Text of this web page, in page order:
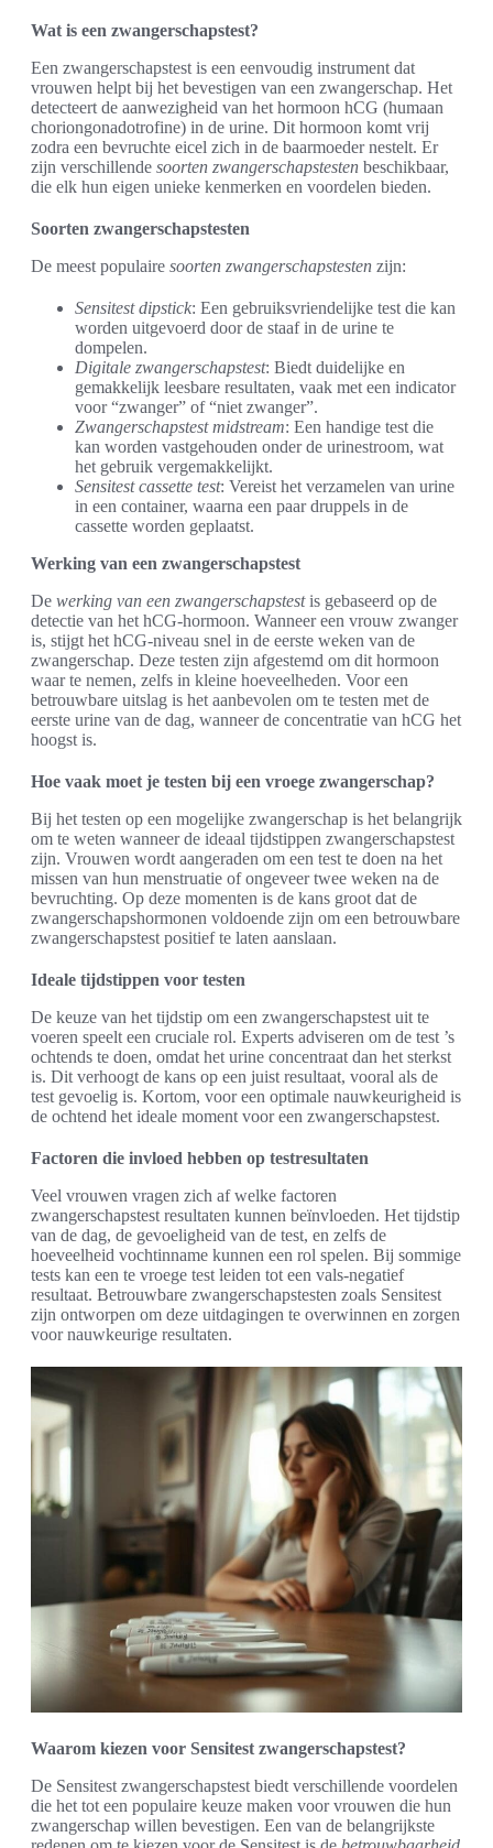
Wat is een zwangerschapstest?
Een zwangerschapstest is een eenvoudig instrument dat
vrouwen helpt bij het bevestigen van een zwangerschap. Het
detecteert de aanwezigheid van het hormoon hCG (humaan
choriongonadotrofine) in de urine. Dit hormoon komt vrij
zodra een bevruchte eicel zich in de baarmoeder nestelt. Er
zijn verschillende soorten zwangerschapstesten beschikbaar,
die elk hun eigen unieke kenmerken en voordelen bieden.
Soorten zwangerschapstesten
De meest populaire soorten zwangerschapstesten zijn:
Sensitest dipstick: Een gebruiksvriendelijke test die kan
worden uitgevoerd door de staaf in de urine te
dompelen.
Digitale zwangerschapstest: Biedt duidelijke en
gemakkelijk leesbare resultaten, vaak met een indicator
voor “zwanger” of “niet zwanger”.
Zwangerschapstest midstream: Een handige test die
kan worden vastgehouden onder de urinestroom, wat
het gebruik vergemakkelijkt.
Sensitest cassette test: Vereist het verzamelen van urine
in een container, waarna een paar druppels in de
cassette worden geplaatst.
Werking van een zwangerschapstest
De werking van een zwangerschapstestis gebaseerd op de
detectie van het hCG-hormoon. Wanneer een vrouw zwanger
is, stijgt het hCG-niveau snel in de eerste weken van de
zwangerschap. Deze testen zijn afgestemd om dit hormoon
waar te nemen, zelfs in kleine hoeveelheden. Voor een
betrouwbare uitslag is het aanbevolen om te testen met de
eerste urine van de dag, wanneer de concentratie van hCG het
hoogst is.
Hoe vaak moet je testen bij een vroege zwangerschap?
Bij het testen op een mogelijke zwangerschap is het belangrijk
om te weten wanneer de ideaal tijdstippen zwangerschapstest
zijn. Vrouwen wordt aangeraden om een test te doen na het
missen van hun menstruatie of ongeveer twee weken na de
bevruchting. Op deze momenten is de kans groot dat de
zwangerschapshormonen voldoende zijn om een betrouwbare
zwangerschapstest positief te laten aanslaan.
Ideale tijdstippen voor testen
De keuze van het tijdstip om een zwangerschapstest uit te
voeren speelt een cruciale rol. Experts adviseren om de test ’s
ochtends te doen, omdat het urine concentraat dan het sterkst
is. Dit verhoogt de kans op een juist resultaat, vooral als de
test gevoelig is. Kortom, voor een optimale nauwkeurigheid is
de ochtend het ideale moment voor een zwangerschapstest.
Factoren die invloed hebben op testresultaten
Veel vrouwen vragen zich af welke factoren
zwangerschapstest resultaten kunnen beïnvloeden. Het tijdstip
van de dag, de gevoeligheid van de test, en zelfs de
hoeveelheid vochtinname kunnen een rol spelen. Bij sommige
tests kan een te vroege test leiden tot een vals-negatief
resultaat. Betrouwbare zwangerschapstesten zoals Sensitest
zijn ontworpen om deze uitdagingen te overwinnen en zorgen
voor nauwkeurige resultaten.
Waarom kiezen voor Sensitest zwangerschapstest?
De Sensitest zwangerschapstest biedt verschillende voordelen
die het tot een populaire keuze maken voor vrouwen die hun
zwangerschap willen bevestigen. Een van de belangrijkste